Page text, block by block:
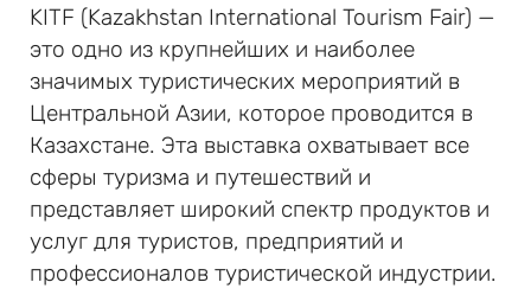
KITF (Kazakhstan International Tourism Fair) —
это одно из крупнейших и наиболее
значимых туристических мероприятий в
Центральной Азии, которое проводится в
Казахстане. Эта выставка охватывает все
сферы туризма и путешествий и
представляет широкий спектр продуктов и
услуг для туристов, предприятий и
профессионалов туристической индустрии.